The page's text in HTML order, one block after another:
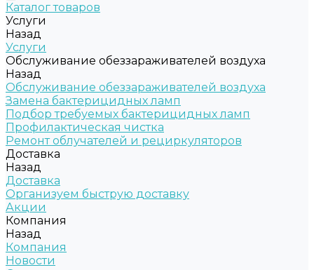
Каталог товаров
Услуги
Назад
Услуги
Обслуживание обеззараживателей воздуха
Назад
Обслуживание обеззараживателей воздуха
Замена бактерицидных ламп
Подбор требуемых бактерицидных ламп
Профилактическая чистка
Ремонт облучателей и рециркуляторов
Доставка
Назад
Доставка
Организуем быструю доставку
Акции
Компания
Назад
Компания
Новости